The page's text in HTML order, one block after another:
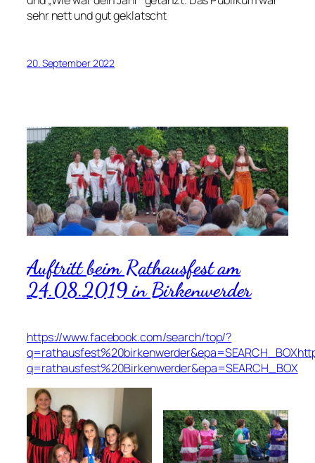
sehr nett und gut geklatscht
20. September 2022
Auftritt beim Rathausfest am
24.08.2019 in Birkenwerder
https://www.facebook.com/search/top/?
q=rathausfest%20Birkenwerder&epa=SEARCH_BOX